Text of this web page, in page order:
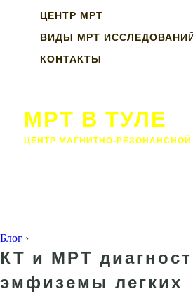
ЦЕНТР МРТ
ВИДЫ МРТ
КОНТАКТЫ
МРТ В ТУЛЕ
ЦЕНТР МАГНИТНО-
Блог ›
КТ и МРТ
эмфиземы легких